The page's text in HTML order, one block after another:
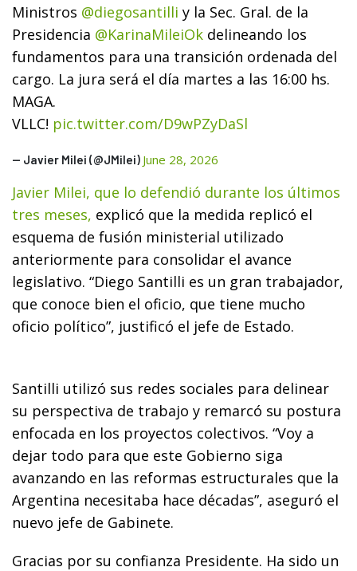
Ministros @diegosantilli y la Sec. Gral. de la
Presidencia @KarinaMileiOk delineando los
fundamentos para una transición ordenada del
cargo. La jura será el día martes a las 16:00 hs.
MAGA.
VLLC! pic.twitter.com/D9wPZyDaSl
— Javier Milei (@JMilei) June 28, 2026
Javier Milei, que lo defendió durante los últimos
tres meses, explicó que la medida replicó el
esquema de fusión ministerial utilizado
anteriormente para consolidar el avance
legislativo. “Diego Santilli es un gran trabajador,
que conoce bien el oficio, que tiene mucho
oficio político”, justificó el jefe de Estado.
Santilli utilizó sus redes sociales para delinear
su perspectiva de trabajo y remarcó su postura
enfocada en los proyectos colectivos. “Voy a
dejar todo para que este Gobierno siga
avanzando en las reformas estructurales que la
Argentina necesitaba hace décadas”, aseguró el
nuevo jefe de Gabinete.
Gracias por su confianza Presidente. Ha sido un